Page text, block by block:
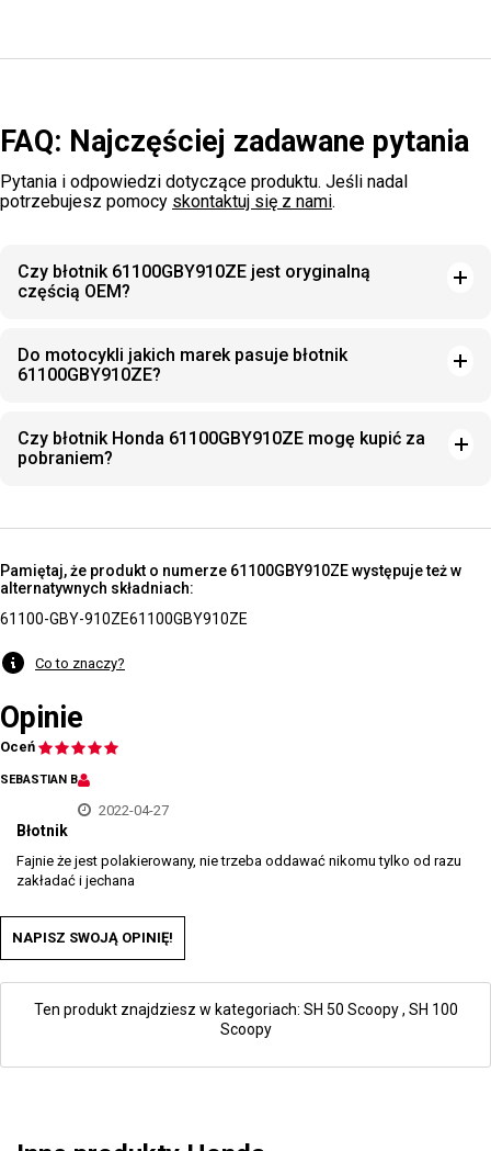
FAQ: Najczęściej zadawane pytania
Pytania i odpowiedzi dotyczące produktu. Jeśli nadal
potrzebujesz pomocy skontaktuj się z nami.
Czy błotnik 61100GBY910ZE jest oryginalną
częścią OEM?
Do motocykli jakich marek pasuje błotnik
61100GBY910ZE?
Czy błotnik Honda 61100GBY910ZE mogę kupić za
pobraniem?
Pamiętaj, że produkt o numerze 61100GBY910ZE występuje też w
alternatywnych składniach:
61100-GBY-910ZE61100GBY910ZE
Co to znaczy?
Opinie
Oceń
SEBASTIAN B
2022-04-27
Błotnik
Fajnie że jest polakierowany, nie trzeba oddawać nikomu tylko od razu
zakładać i jechana
NAPISZ SWOJĄ OPINIĘ!
Ten produkt znajdziesz w kategoriach: SH 50 Scoopy, SH 100
Scoopy